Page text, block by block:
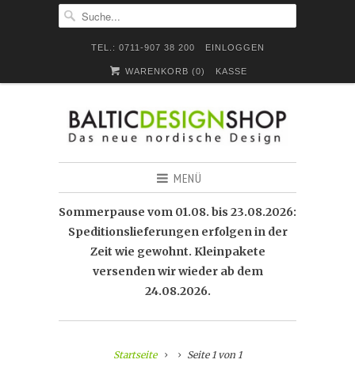
TEL.: 0711-907 38 200 EINLOGGEN
WARENKORB (0) KASSE
MENÜ
Sommerpause vom 01.08. bis 23.08.2026:
Speditionslieferungen erfolgen in der
Zeit wie gewohnt. Kleinpakete
versenden wir wieder ab dem
24.08.2026.
Startseite Seite 1 von 1